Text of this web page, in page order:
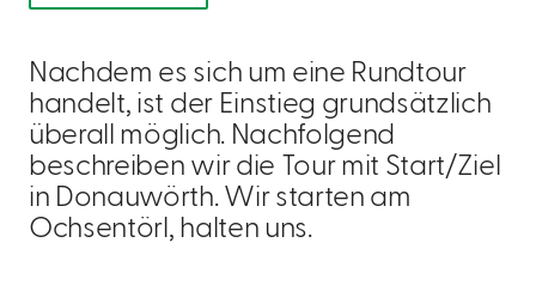
Nachdem es sich um eine Rundtour
handelt, ist der Einstieg grundsätzlich
überall möglich. Nachfolgend
beschreiben wir die Tour mit Start/Ziel
in Donauwörth. Wir starten am
Ochsentörl, halten uns.